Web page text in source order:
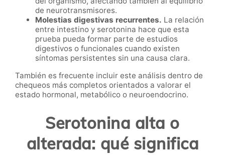
de neurotransmisores.
Molestias digestivas recurrentes. La relación
entre intestino y serotonina hace que esta
prueba pueda formar parte de estudios
digestivos o funcionales cuando existen
síntomas persistentes sin una causa clara.
También es frecuente incluir este análisis dentro de
chequeos más completos orientados a valorar el
estado hormonal, metabólico o neuroendocrino.
Serotonina alta o
alterada: qué significa